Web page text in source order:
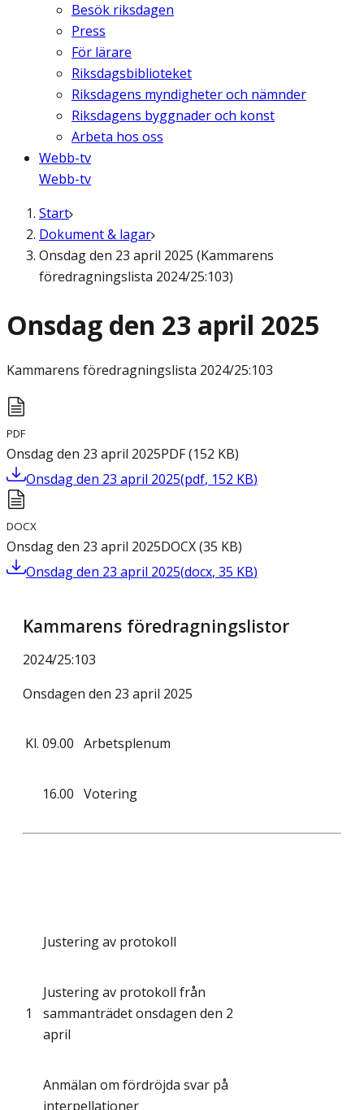
Besök riksdagen
Press
För lärare
Riksdagsbiblioteket
Riksdagens myndigheter och nämnder
Riksdagens byggnader och konst
Arbeta hos oss
Webb-tv
Webb-tv
Start
Dokument & lagar
Onsdag den 23 april 2025 (Kammarens
föredragningslista 2024/25:103)
Onsdag den 23 april 2025
Kammarens föredragningslista 2024/25:103
PDF
Onsdag den 23 april 2025PDF(152 KB)
Onsdag den 23 april 2025(pdf, 152 KB)
DOCX
Onsdag den 23 april 2025DOCX(35 KB)
Onsdag den 23 april 2025(docx, 35 KB)
Kammarens föredragningslistor
2024/25:103
Onsdagen den 23 april 2025
Kl. 09.00 Arbetsplenum
16.00 Votering
Justering av protokoll
1
Justering av protokoll från
sammanträdet onsdagen den 2
april
Anmälan om fördröjda svar på
interpellationer